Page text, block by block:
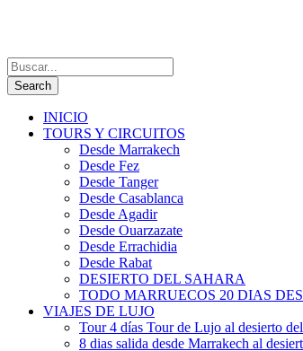
INICIO
TOURS Y CIRCUITOS
Desde Marrakech
Desde Fez
Desde Tanger
Desde Casablanca
Desde Agadir
Desde Ouarzazate
Desde Errachidia
Desde Rabat
DESIERTO DEL SAHARA
TODO MARRUECOS 20 DIAS
VIAJES DE LUJO
Tour 4 días Tour de Lujo al desierto
8 dias salida desde Marrakech al